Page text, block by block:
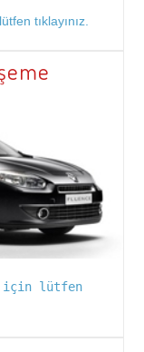
tıklayınız.
için lütfen